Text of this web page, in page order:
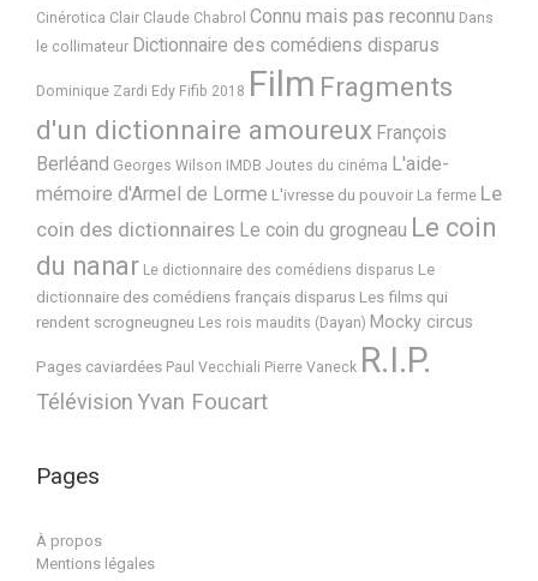
Cinérotica Clair Claude Chabrol Connu mais pas reconnu Dans
le collimateur Dictionnaire des comédiens disparus
Dominique Zardi Edy Fifib 2018 Film Fragments
d'un dictionnaire amoureux François
Berléand Georges Wilson IMDB Joutes du cinéma L'aide-
mémoire d'Armel de Lorme L'ivresse du pouvoir La ferme Le
coin des dictionnaires Le coin du grogneau Le coin
du nanar Le dictionnaire des comédiens disparus Le
dictionnaire des comédiens français disparus Les films qui
rendent scrogneugneu Les rois maudits (Dayan) Mocky circus
Pages caviardées Paul Vecchiali Pierre Vaneck R.I.P.
TélévisionYvan Foucart
Pages
À propos
Mentions légales